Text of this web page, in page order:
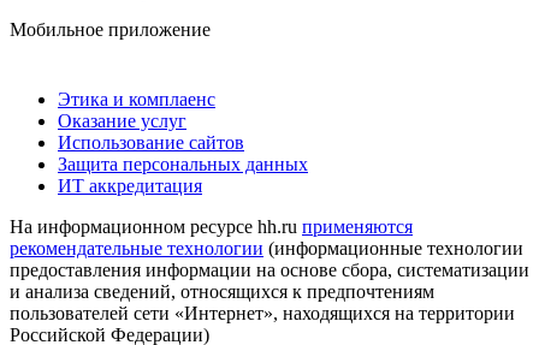
Мобильное приложение
Этика и комплаенс
Оказание услуг
Использование сайтов
Защита персональных данных
ИТ аккредитация
На информационном ресурсе hh.ru применяются
рекомендательные технологии (информационные технологии
предоставления информации на основе сбора, систематизации
и анализа сведений, относящихся к предпочтениям
пользователей сети «Интернет», находящихся на территории
Российской Федерации)